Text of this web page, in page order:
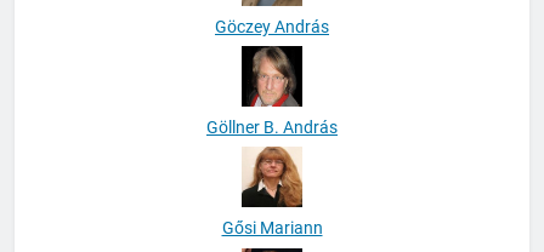
Göczey András
Göllner B. András
Gősi Mariann